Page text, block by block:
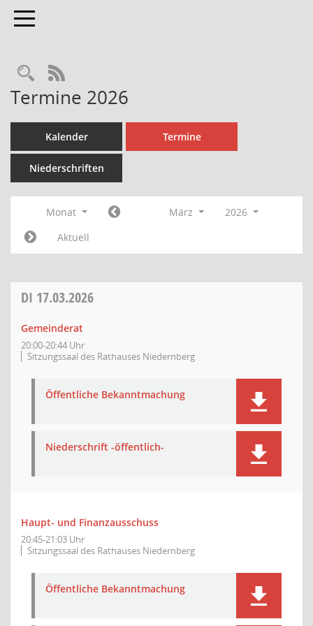
Toggle navigation
Rechercheauswahl
RSS-Feed
Termine 2026
Kalender Termine
Niederschriften
Monat März
2026
Aktuell
DI 17.03.2026
Gemeinderat
20:00-20:44 Uhr
Sitzungssaal des Rathauses Niedernberg
Öffentliche Bekanntmachung
Niederschrift -öffentlich-
Haupt- und Finanzausschuss
20:45-21:03 Uhr
Sitzungssaal des Rathauses Niedernberg
Öffentliche Bekanntmachung